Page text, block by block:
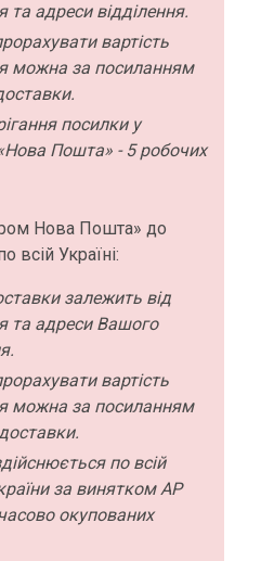
та адреси відділення.
вартість
можна за посиланням
посилки у
«Нова Пошта» - 5 робочих
Нова Пошта» до
всій Україні:
залежить від
та адреси Вашого
вартість
можна за посиланням
по всій
за винятком АР
окупованих